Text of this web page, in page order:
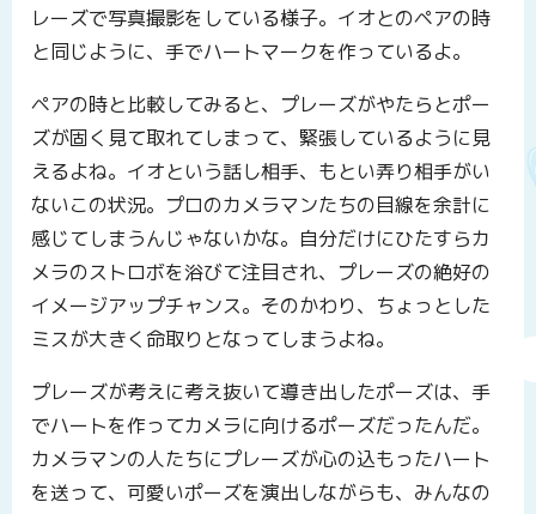
レーズで写真撮影をしている様子。イオとのペアの時
と同じように、手でハートマークを作っているよ。
ペアの時と比較してみると、プレーズがやたらとポー
ズが固く見て取れてしまって、緊張しているように見
えるよね。イオという話し相手、もとい弄り相手がい
ないこの状況。プロのカメラマンたちの目線を余計に
感じてしまうんじゃないかな。自分だけにひたすらカ
メラのストロボを浴びて注目され、プレーズの絶好の
イメージアップチャンス。そのかわり、ちょっとした
ミスが大きく命取りとなってしまうよね。
プレーズが考えに考え抜いて導き出したポーズは、手
でハートを作ってカメラに向けるポーズだったんだ。
カメラマンの人たちにプレーズが心の込もったハート
を送って、可愛いポーズを演出しながらも、みんなの